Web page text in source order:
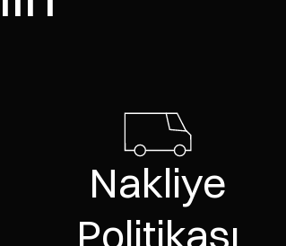
bir teknik haline getirdi.
de söylenebilir ki
geleneksel kaplamaya saygı
Nakliye
Politikası